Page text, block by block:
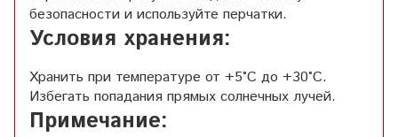
безопасности и используйте перчатки.
Условия хранения:
Хранить при температуре от +5°C до +30°C.
Избегать попадания прямых солнечных лучей.
Примечание: